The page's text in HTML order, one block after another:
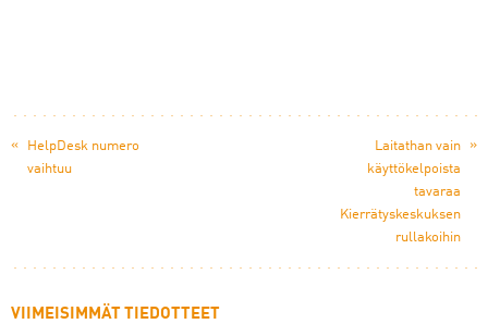
«
HelpDesk numero
vaihtuu
Laitathan vain
käyttökelpoista
tavaraa
Kierrätyskeskuksen
rullakoihin
»
VIIMEISIMMÄT TIEDOTTEET